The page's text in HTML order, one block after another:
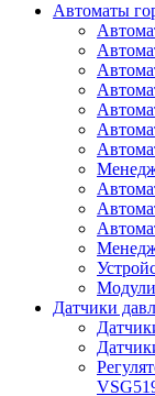
Автоматы
Датчики